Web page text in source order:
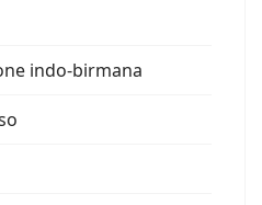
indo-birmana